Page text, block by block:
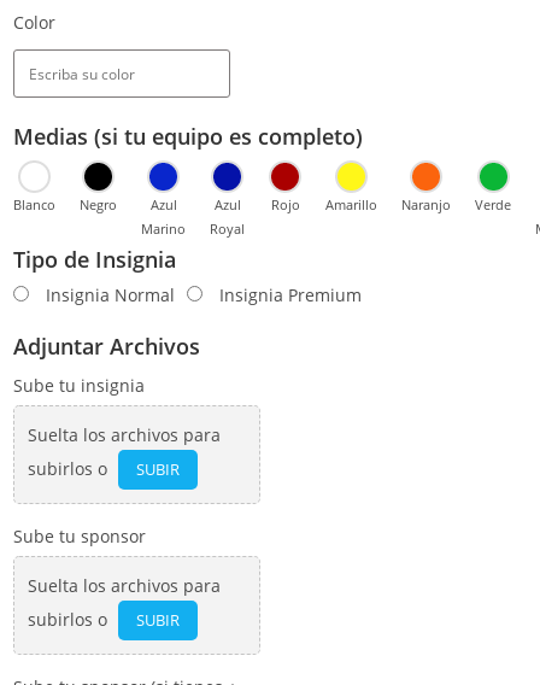
Color
Medias (si tu equipo es completo)
Blanco Negro
Azul
Marino
Azul
Royal
Rojo Amarillo Naranjo
Verde
Tipo de Insignia
Insignia Normal Insignia Premium
Adjuntar Archivos
Sube tu insignia
Suelta los archivos para
subirlos o
SUBIR
Sube tu sponsor
Suelta los archivos para
subirlos o
SUBIR